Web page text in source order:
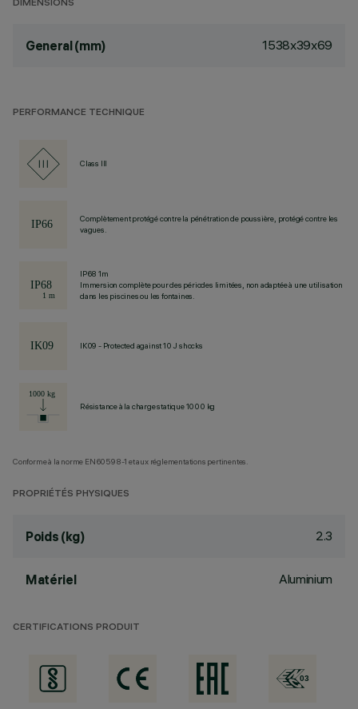
DIMENSIONS
General (mm) 1538x39x69
PERFORMANCE TECHNIQUE
Class III
Complètement protégé contre la pénétration de poussière, protégé contre les
vagues.
IP68 1m
Immersion complète pour des périodes limitées, non adaptée à une utilisation
dans les piscines ou les fontaines.
IK09 - Protected against 10 J shocks
Résistance à la charge statique 1000 kg
Conforme à la norme EN60598-1 et aux réglementations pertinentes.
PROPRIÉTÉS PHYSIQUES
Poids (kg) 2.3
Matériel Aluminium
CERTIFICATIONS PRODUIT